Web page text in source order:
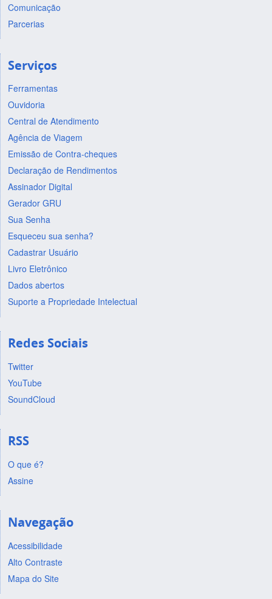
Comunicação
Parcerias
Serviços
Ferramentas
Ouvidoria
Central de Atendimento
Agência de Viagem
Emissão de Contra-cheques
Declaração de Rendimentos
Assinador Digital
Gerador GRU
Sua Senha
Esqueceu sua senha?
Cadastrar Usuário
Livro Eletrônico
Dados abertos
Suporte a Propriedade Intelectual
Redes Sociais
Twitter
YouTube
SoundCloud
RSS
O que é?
Assine
Navegação
Acessibilidade
Alto Contraste
Mapa do Site